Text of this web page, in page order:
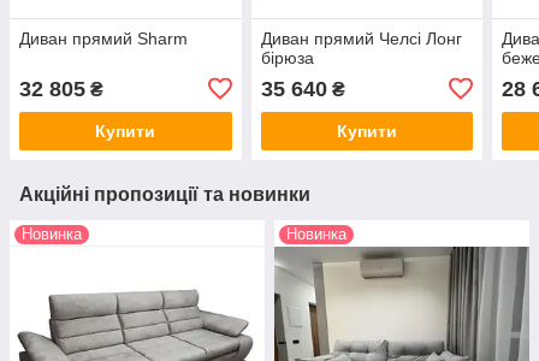
Диван прямий Sharm
32 805 ₴
Купити
Диван прямий Челсі Лонг
бірюза
35 640₴
Купити
28
Акційні пропозиції та новинки
Новинка Новинка